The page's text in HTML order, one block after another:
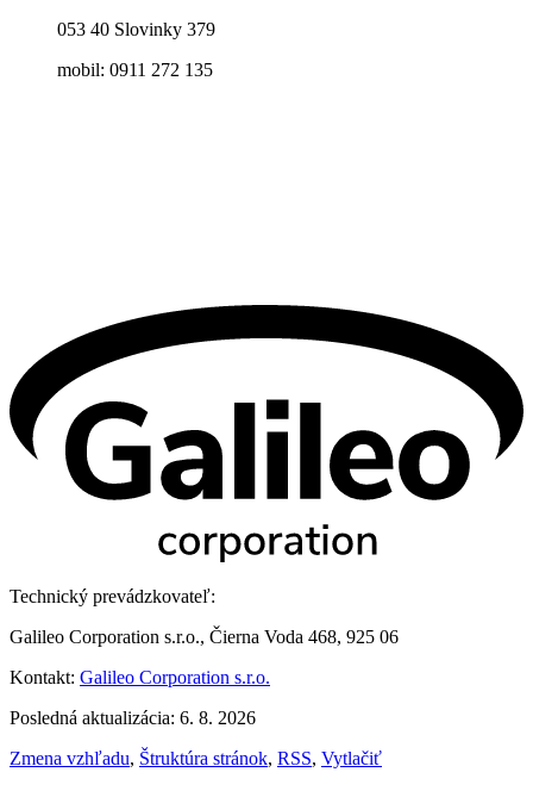
053 40 Slovinky 379
mobil: 0911 272 135
Technický prevádzkovateľ:
Galileo Corporation s.r.o., Čierna Voda 468, 925 06
Kontakt: Galileo Corporation s.r.o.
Posledná aktualizácia: 6. 8. 2026
Zmena vzhľadu, Štruktúra stránok, RSS, Vytlačiť